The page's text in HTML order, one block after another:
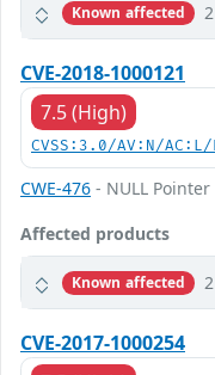
Known affected
CVE-2018-1000121
7.5 (High)
CVSS:3.0/AV:N/
CWE-476 - NULL
Affected products
Known affected
CVE-2017-1000254